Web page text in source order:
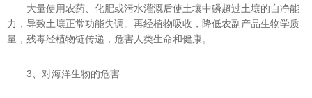
大量使用农药、化肥或污水灌溉后使土壤中磷超过土壤的自净能
力，导致土壤正常功能失调。再经植物吸收，降低农副产品生物学质
量，残毒经植物链传递，危害人类生命和健康。
3、对海洋生物的危害